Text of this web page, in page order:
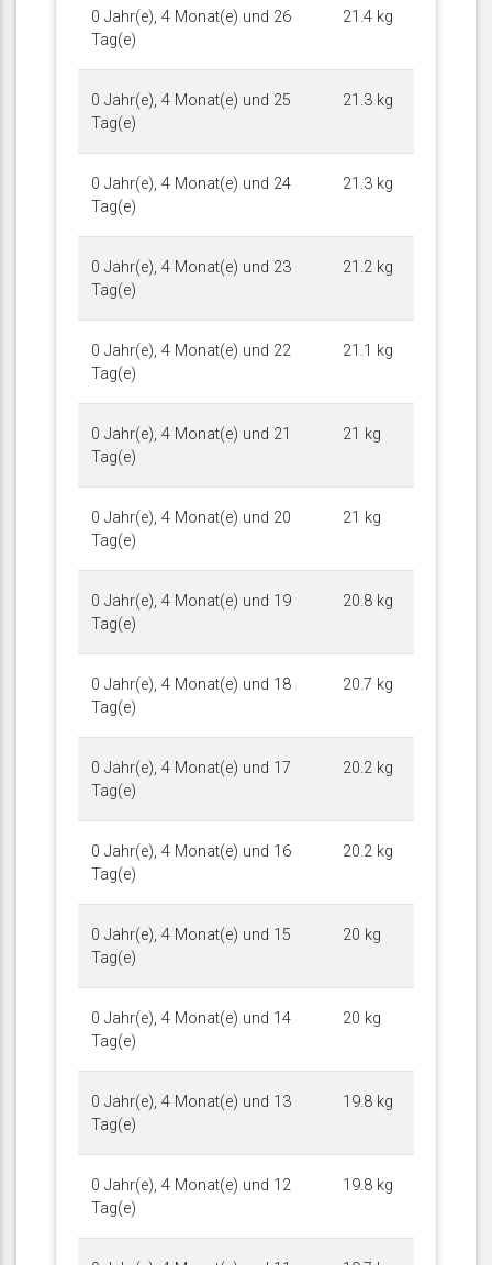
0 Jahr(e), 4 Monat(e) und 26
Tag(e)
21.4 kg
0 Jahr(e), 4 Monat(e) und 25
Tag(e)
21.3 kg
0 Jahr(e), 4 Monat(e) und 24
Tag(e)
21.3 kg
0 Jahr(e), 4 Monat(e) und 23
Tag(e)
21.2 kg
0 Jahr(e), 4 Monat(e) und 22
Tag(e)
21.1 kg
0 Jahr(e), 4 Monat(e) und 21
Tag(e)
21 kg
0 Jahr(e), 4 Monat(e) und 20
Tag(e)
21 kg
0 Jahr(e), 4 Monat(e) und 19
Tag(e)
20.8 kg
0 Jahr(e), 4 Monat(e) und 18
Tag(e)
20.7 kg
0 Jahr(e), 4 Monat(e) und 17
Tag(e)
20.2 kg
0 Jahr(e), 4 Monat(e) und 16
Tag(e)
20.2 kg
0 Jahr(e), 4 Monat(e) und 15
Tag(e)
20 kg
0 Jahr(e), 4 Monat(e) und 14
Tag(e)
20 kg
0 Jahr(e), 4 Monat(e) und 13
Tag(e)
19.8 kg
0 Jahr(e), 4 Monat(e) und 12
Tag(e)
19.8 kg